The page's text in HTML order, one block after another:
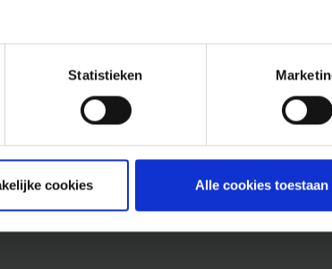
Statistieken
cookies Alle cookies toestaan